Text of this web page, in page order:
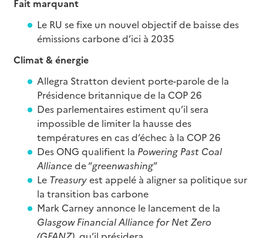
Fait marquant
Le RU se fixe un nouvel objectif de baisse des
émissions carbone d’ici à 2035
Climat & énergie
Allegra Stratton devient porte-parole de la
Présidence britannique de la COP 26
Des parlementaires estiment qu’il sera
impossible de limiter la hausse des
températures en cas d’échec à la COP 26
Des ONG qualifient la Powering Past Coal
Alliancede “greenwashing”
Le Treasuryest appelé à aligner sa politique sur
la transition bas carbone
Mark Carney annonce le lancement de la
Glasgow Financial Alliance for Net Zero